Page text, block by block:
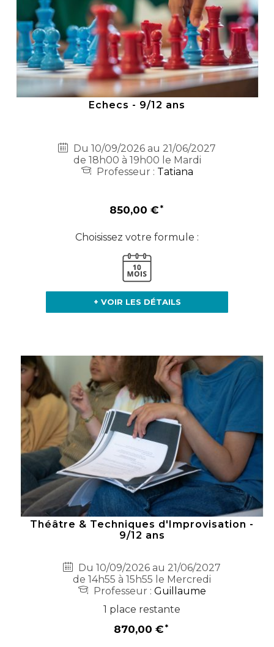
Echecs - 9/12 ans
Du 10/09/2026 au 21/06/2027
de 18h00 à 19h00 le Mardi
Professeur : Tatiana
850,00 €
Choisissez votre formule :
+ VOIR LES DÉTAILS
Théâtre & Techniques d'Improvisation -
9/12 ans
Du 10/09/2026 au 21/06/2027
de 14h55 à 15h55 le Mercredi
Professeur : Guillaume
1 place restante
870,00 €